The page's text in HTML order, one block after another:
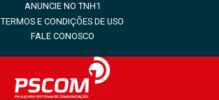
ANUNCIE NO TNH1
TERMOS E CONDIÇÕES DE USO
FALE CONOSCO